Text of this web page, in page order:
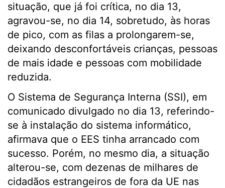
situação, que já foi crítica, no dia 13,
agravou-se, no dia 14, sobretudo, às horas
de pico, com as filas a prolongarem-se,
deixando desconfortáveis crianças, pessoas
de mais idade e pessoas com mobilidade
reduzida.
O Sistema de Segurança Interna (SSI), em
comunicado divulgado no dia 13, referindo-
se à instalação do sistema informático,
afirmava que o EES tinha arrancado com
sucesso. Porém, no mesmo dia, a situação
alterou-se, com dezenas de milhares de
cidadãos estrangeiros de fora da UE nas